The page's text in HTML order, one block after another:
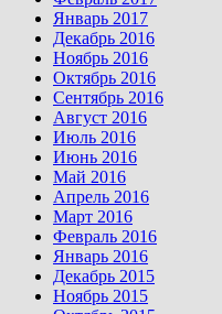
Январь 2017
Декабрь 2016
Ноябрь 2016
Октябрь 2016
Сентябрь 2016
Август 2016
Июль 2016
Июнь 2016
Май 2016
Апрель 2016
Март 2016
Февраль 2016
Январь 2016
Декабрь 2015
Ноябрь 2015